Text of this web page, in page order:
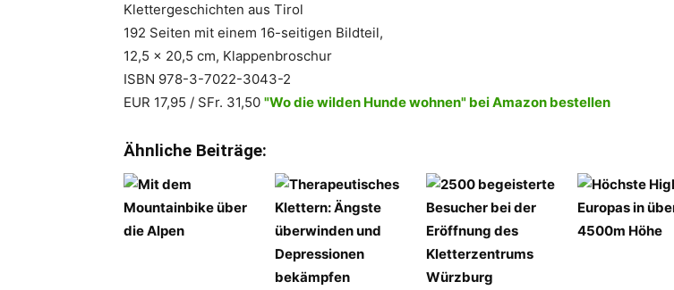
Klettergeschichten aus Tirol
192 Seiten mit einem 16-seitigen Bildteil,
12,5 x 20,5 cm, Klappenbroschur
ISBN 978-3-7022-3043-2
EUR 17,95 / SFr. 31,50 "Wo die wilden Hunde wohnen" bei Amazon bestellen
Ähnliche Beiträge: